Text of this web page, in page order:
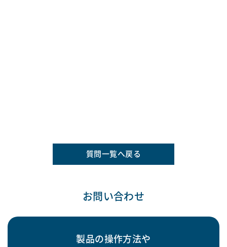
質問一覧へ戻る
お問い合わせ
製品の操作方法や